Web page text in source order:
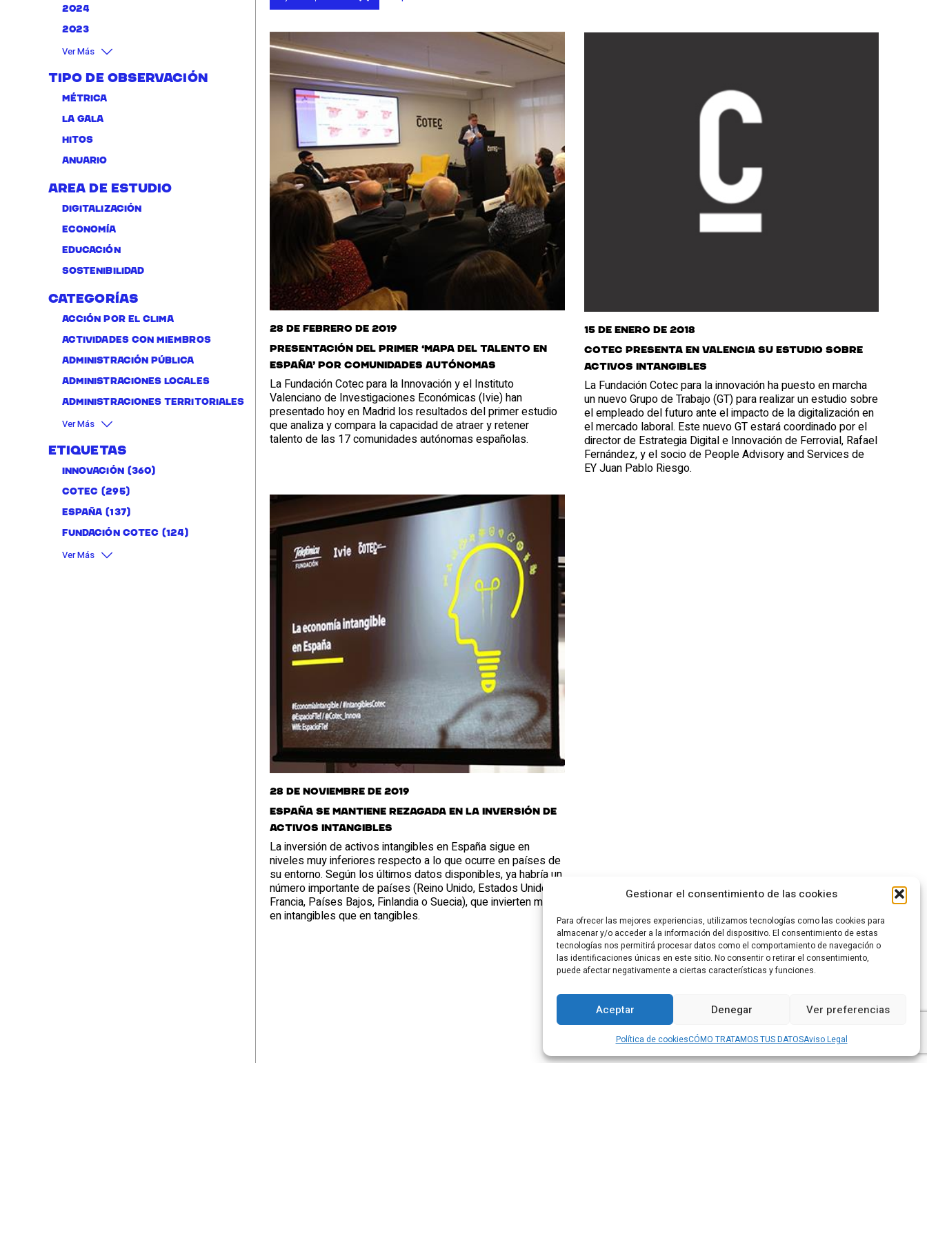
Gestionar el consentimiento de las cookies
Para ofrecer las mejores experiencias, utilizamos tecnologías como las cookies para
almacenar y/o acceder a la información del dispositivo. El consentimiento de estas
tecnologías nos permitirá procesar datos como el comportamiento de navegación o
las identificaciones únicas en este sitio. No consentir o retirar el consentimiento,
puede afectar negativamente a ciertas características y funciones.
Aceptar Denegar Ver preferencias
Política de cookiesCÓMO TRATAMOS TUS DATOSAviso Legal
2024
2023
Ver Más
Tipo de Observación
Métrica
La Gala
Hitos
Anuario
Area de Estudio
Digitalización
Economía
Educación
Sostenibilidad
Categorías
Acción por el clima
Actividades con miembros
administración pública
Administraciones locales
Administraciones territoriales
Ver Más
Etiquetas
Innovación (360)
Cotec (295)
España (137)
Fundación Cotec (124)
Ver Más
28 de febrero de 2019
Presentación del primer ‘Mapa del Talento en
España’ por comunidades autónomas
La Fundación Cotec para la Innovación y el Instituto
Valenciano de Investigaciones Económicas (Ivie) han
presentado hoy en Madrid los resultados del primer estudio
que analiza y compara la capacidad de atraer y retener
talento de las 17 comunidades autónomas españolas.
15 de enero de 2018
Cotec presenta en Valencia su estudio sobre
activos intangibles
La Fundación Cotec para la innovación ha puesto en marcha
un nuevo Grupo de Trabajo (GT) para realizar un estudio sobre
el empleado del futuro ante el impacto de la digitalización en
el mercado laboral. Este nuevo GT estará coordinado por el
director de Estrategia Digital e Innovación de Ferrovial, Rafael
Fernández, y el socio de People Advisory and Services de
EY Juan Pablo Riesgo.
28 de noviembre de 2019
España se mantiene rezagada en la inversión de
activos intangibles
La inversión de activos intangibles en España sigue en
niveles muy inferiores respecto a lo que ocurre en países de
su entorno. Según los últimos datos disponibles, ya habría un
número importante de países (Reino Unido, Estados Unidos,
Francia, Países Bajos, Finlandia o Suecia), que invierten más
en intangibles que en tangibles.